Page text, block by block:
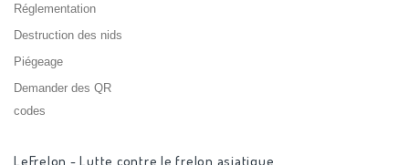
Réglementation
Destruction des nids
Piégeage
Demander des QR
codes
LeFrelon - Lutte contre le frelon asiatique